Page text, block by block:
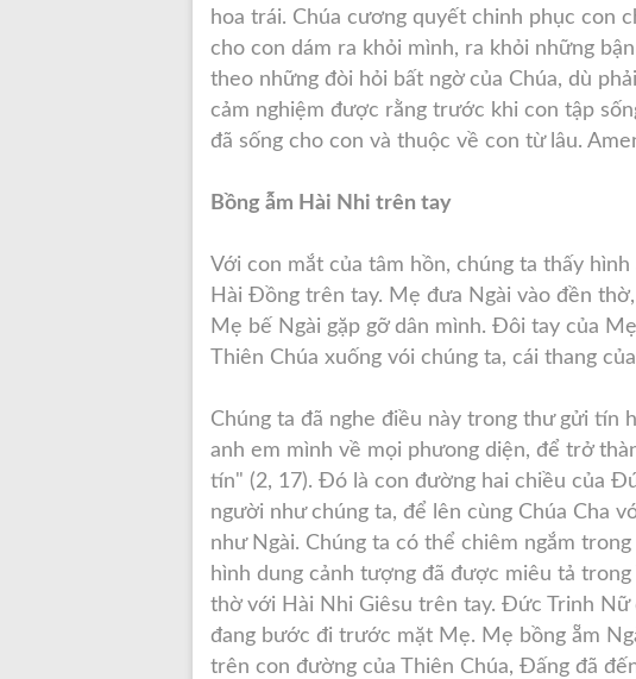
hoa trái. Chúa cương quyết chinh phục con
cho con dám ra khỏi mình, ra khỏi những
theo những đòi hỏi bất ngờ của Chúa, dù
cảm nghiệm được rằng trước khi con tập
đã sống cho con và thuộc về con từ lâu.
Bồng ẫm Hài Nhi trên tay
Với con mắt của tâm hồn, chúng ta thấy
Hài Đồng trên tay. Mẹ đưa Ngài vào đền
Mẹ bế Ngài gặp gỡ dân mình. Đôi tay của
Thiên Chúa xuống vói chúng ta, cái thang
Chúng ta đã nghe điều này trong thư gửi tín
anh em mình về mọi phưong diện, để trở
tín" (2, 17). Đó là con đường hai chiều của
người như chúng ta, để lên cùng Chúa Cha
như Ngài. Chúng ta có thể chiêm ngắm
hình dung cảnh tượng đã được miêu tả
thờ với Hài Nhi Giêsu trên tay. Đức Trinh Nữ
đang bước đi trước mặt Mẹ. Mẹ bồng ẵm
trên con đường của Thiên Chúa, Đấng đã